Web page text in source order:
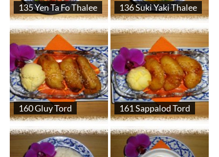
135 Yen Ta Fo Thalee 136 Suki Yaki Thalee
160 Gluy Tord 161 Sappalod Tord